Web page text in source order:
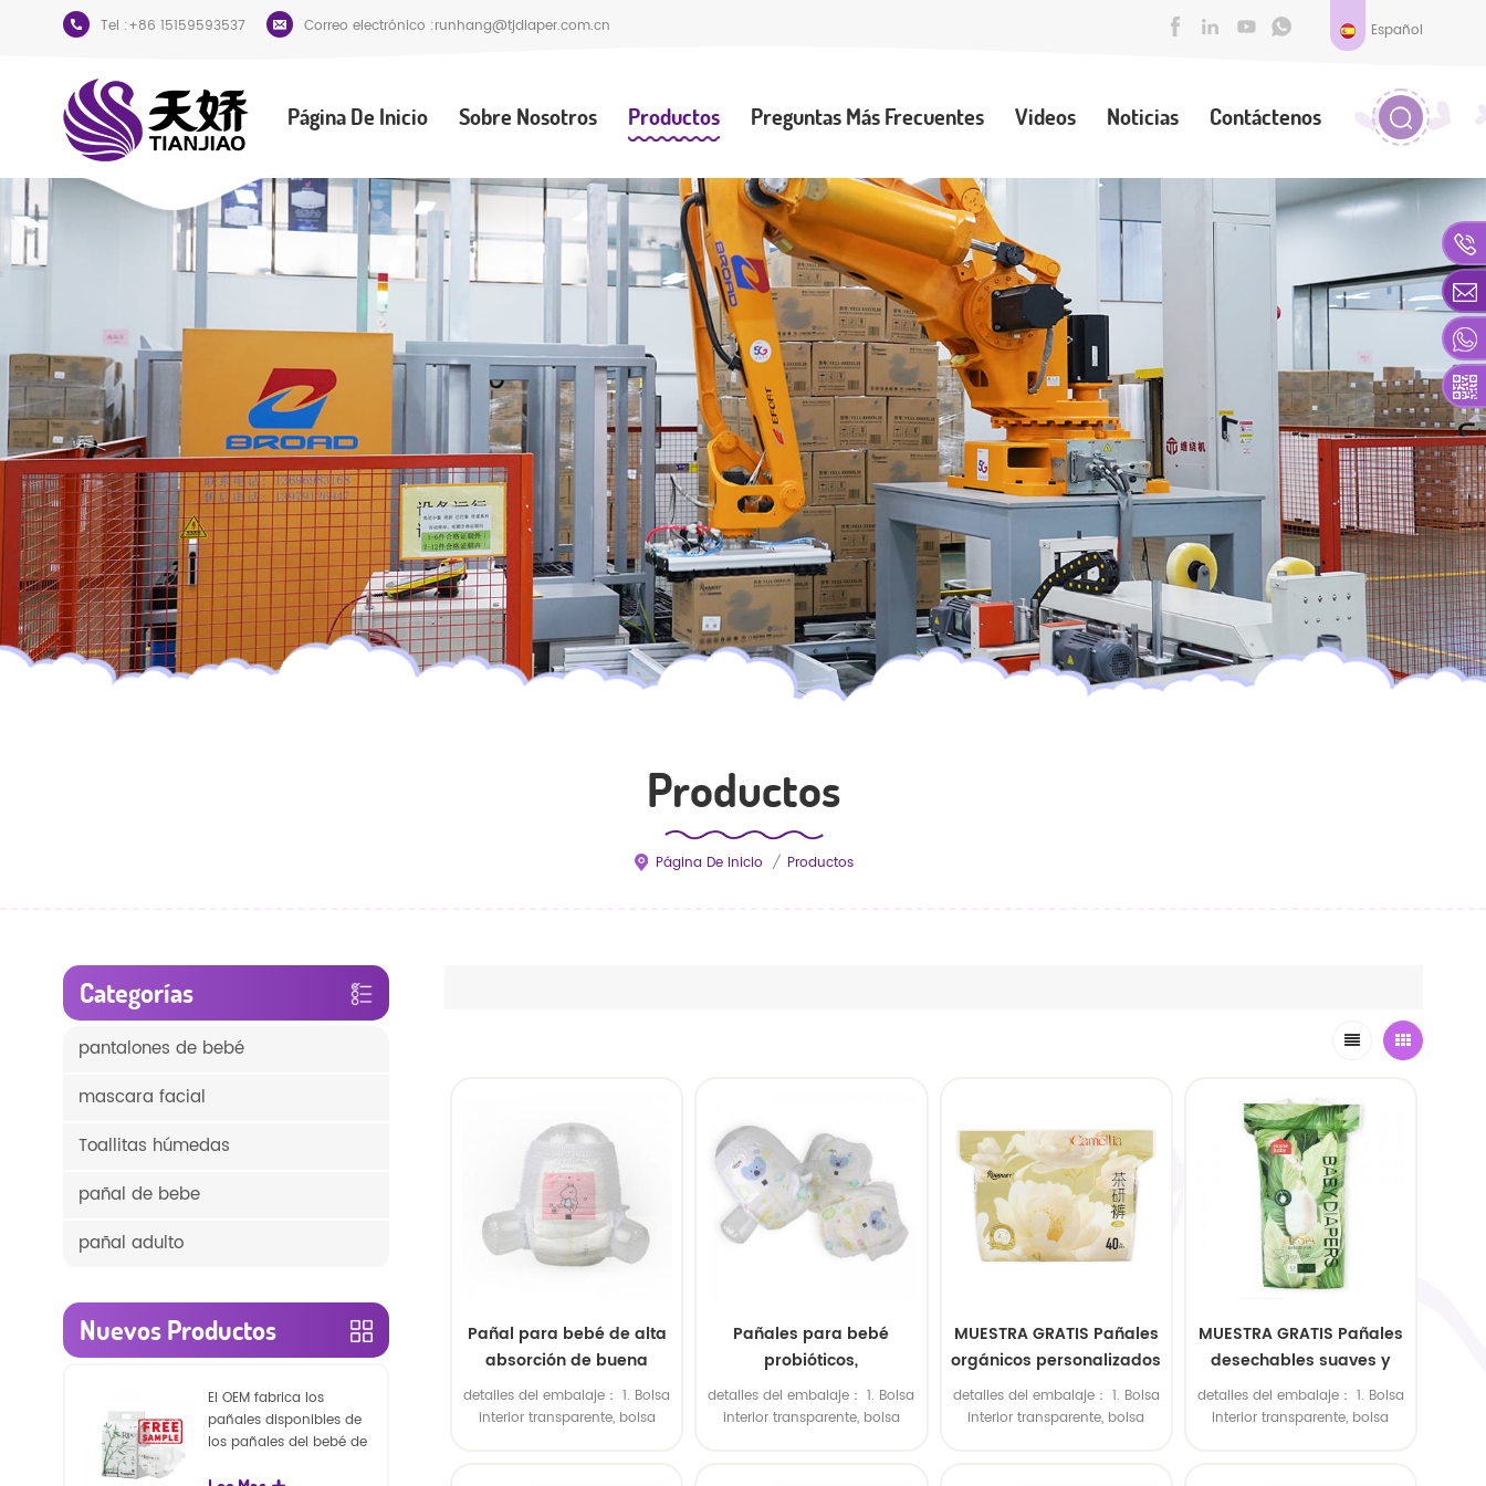
Tel :+86 15159593537 Correo electrónico :runhang@tjdiaper.com.cn Español
Página De Inicio Sobre Nosotros Productos Preguntas Más Frecuentes Videos Noticias Contáctenos
Productos
Página De Inicio / Productos
Pañal para bebé de alta
absorción de buena
calidad OEM/ODM
detalles del embalaje： 1. Bolsa
interior transparente, bolsa
Pañales para bebé
probióticos,
hipoalergénicos, suaves y
orgánicos,
detalles del embalaje： 1. Bolsa
interior transparente, bolsa
MUESTRA GRATIS Pañales
orgánicos personalizados
para bebé Pañales
suaves hipoalergénicos
detalles del embalaje： 1. Bolsa
interior transparente, bolsa
MUESTRA GRATIS Pañales
desechables suaves y
transpirables de alta
calidad y súper
detalles del embalaje： 1. Bolsa
interior transparente, bolsa
Categorías
pantalones de bebé
mascara facial
Toallitas húmedas
pañal de bebe
pañal adulto
Nuevos Productos
El OEM fabrica los
pañales disponibles de
los pañales del bebé de